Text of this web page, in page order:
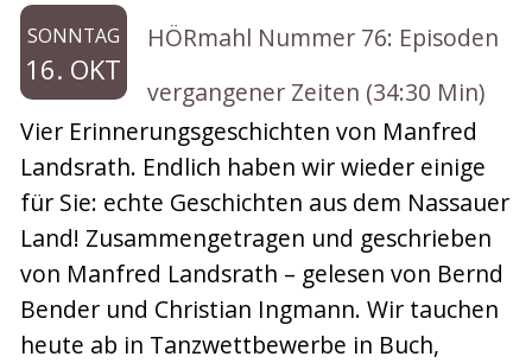
SONNTAG
16. OKT
HÖRmahl Nummer 76: Episoden
vergangener Zeiten (34:30 Min)
Vier Erinnerungsgeschichten von Manfred
Landsrath. Endlich haben wir wieder einige
für Sie: echte Geschichten aus dem Nassauer
Land! Zusammengetragen und geschrieben
von Manfred Landsrath – gelesen von Bernd
Bender und Christian Ingmann. Wir tauchen
heute ab in Tanzwettbewerbe in Buch,